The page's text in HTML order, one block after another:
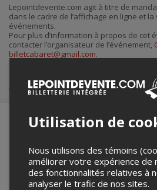
courriel
Lepointdevente.com agit à titre de
dans le cadre de l’affichage en ligne et
événements.
Pour plus d’information à propos de cet
contacter l’organisateur de l’événement,
billetcabaret@gmail.com.
Achat de billets
Merci de confirmer que
robot ci-
Utilisation de
Nous utilisons des témoins
améliorer votre expérience de
des fonctionnalités relatives à
analyser le trafic de nos sites.